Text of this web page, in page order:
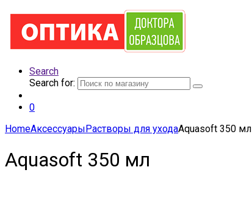
Search
Search for:
0
HomeАксессуары Растворы для уходаAquasoft 350 мл
Aquasoft 350 мл